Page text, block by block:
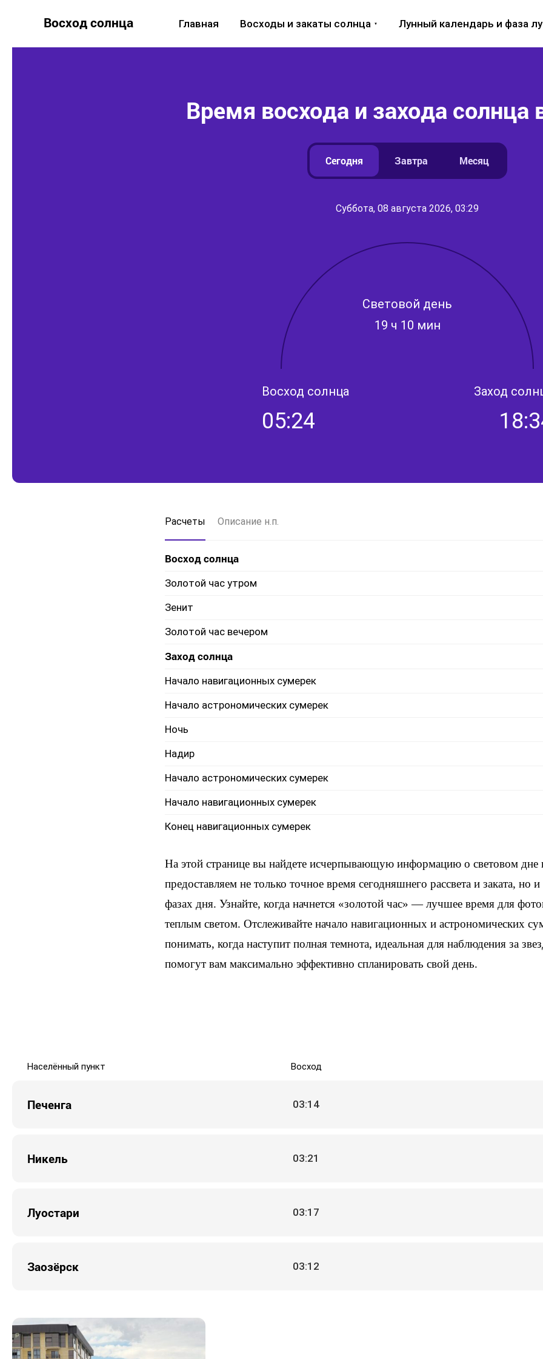
Восход солнца Главная Восходы и закаты солнца Лунный календарь и фаза
Время восхода и захода солнца
Сегодня Завтра Месяц
Суббота, 08 августа 2026, 03:29
Световой день
19 ч 10 мин
Восход солнца
05:24
Заход
Расчеты Описание н.п.
Восход солнца
Золотой час утром
Зенит
Золотой час вечером
Заход солнца
Начало навигационных сумерек
Начало астрономических сумерек
Ночь
Надир
Начало астрономических сумерек
Начало навигационных сумерек
Конец навигационных сумерек
На этой странице вы найдете исчерпывающую информацию о световом
предоставляем не только точное время сегодняшнего рассвета и заката, но
фазах дня. Узнайте, когда начнется «золотой час» — лучшее время для
теплым светом. Отслеживайте начало навигационных и астрономических
понимать, когда наступит полная темнота, идеальная для наблюдения за
помогут вам максимально эффективно спланировать свой день.
Населённый пункт Восход
Печенга 03:14
Никель 03:21
Луостари 03:17
Заозёрск 03:12